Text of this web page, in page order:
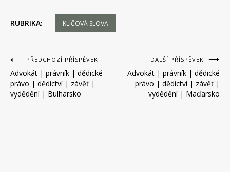
RUBRIKA: KLÍČOVÁ SLOVA
Navigace
pro
příspěvek
PŘEDCHOZÍ PŘÍSPĚVEK
Advokát | právník | dědické
právo | dědictví | závěť |
vydědění | Bulharsko
DALŠÍ PŘÍSPĚVEK
Advokát | právník | dědické
právo | dědictví | závěť |
vydědění | Maďarsko